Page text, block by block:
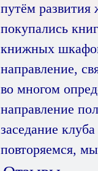
путём
покупались
книжных
направление,
во многом
направление
заседание
повторяемся,